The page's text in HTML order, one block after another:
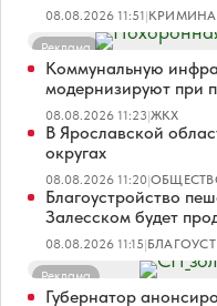
08.08.2026 11:51|
Реклама
Коммунальную
модернизируют при
08.08.2026 11:23|ЖКХ
В Ярославской
округах
08.08.2026 11:20|
Благоустройство
Залесском будет
08.08.2026 11:15|
Реклама
Губернатор